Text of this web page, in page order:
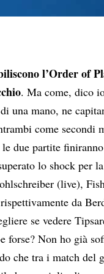
l’Order of
. Ma come, dico
una mano, ne
come secondi
due partite
lo shock per
(live),
da
se vedere
forse? Non ho già
che tra i match del